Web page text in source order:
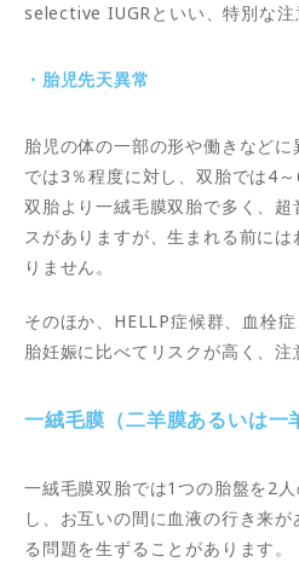
selective IUGRといい、特別な注
・胎児先天異常
胎児の体の一部の形や働きなど
では3％程度に対し、双胎では4
双胎より一絨毛膜双胎で多く、
スがありますが、生まれる前に
りません。
そのほか、HELLP症候群、血栓
胎妊娠に比べてリスクが高く、注
一絨毛膜（二羊膜あるいは一
一絨毛膜双胎では1つの胎盤を2
し、お互いの間に血液の行き来
る問題を生ずることがあります。